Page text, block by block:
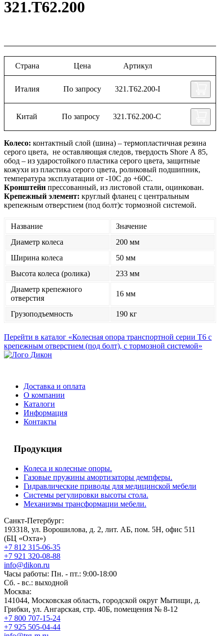
321.Т62.200
Колесо: контактный слой (шина) – термопластичная резина
серого цвета, не оставляющая следов, твердость Shore А 85,
обод – из ударостойкого пластика серого цвета, защитные
кожухи из пластика серого цвета, роликовый подшипник,
температура эксплуатации от -10С до +60С.
Кронштейн прессованный, из листовой стали, оцинкован.
Крепежный элемент: круглый фланец с центральным
крепежным отверстием (под болт)с тормозной системой.
Название
Значение
Диаметр колеса
200 мм
Ширина колеса
50 мм
Высота колеса (ролика)
233 мм
Диаметр крепежного
отверстия
16 мм
Грузоподъемность 190 кг
Страна Цена Артикул
Италия По запросу 321.Т62.200-I
Китай По запросу 321.Т62.200-C
Перейти в каталог «Колесная опора транспортной серии Т6 с
крепежным отверстием (под болт), с тормозной системой»
Доставка и оплата
О компании
Каталоги
Информация
Контакты
Продукция
Колеса и колесные опоры.
Газовые пружины амортизаторы демпферы.
Гидравлические приводы для медицинской мебели
Системы регулировки высоты стола.
Механизмы трансформации мебели.
Санкт-Петербург:
193318, ул. Ворошилова, д. 2, лит. АБ, пом. 5Н, офис 511
(БЦ «Охта»)
+7 812 315-06-35
+7 921 320-08-88
info@dikon.ru
Часы работы: Пн. - пт.: 9:00-18:00
Сб. - вс.: выходной
Москва:
141044, Московская область, городской округ Мытищи, д.
Грибки, ул. Ангарская, стр. 40Б, помещения № 8-12
+7 800 707-15-24
+7 925 505-04-44